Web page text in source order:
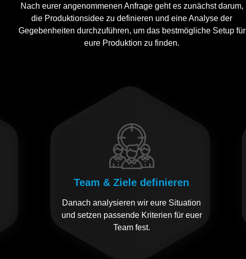
Nach eurer angenommenen Anfrage geht es zunächst darum,
die Produktionsidee zu definieren und eine Analyse der
Gegebenheiten durchzuführen, um das bestmögliche Setup für
eure Produktion zu finden.
Team & Ziele definieren
Danach analysieren wir eure Situation
und setzen passende Kriterien für euer
Team fest.